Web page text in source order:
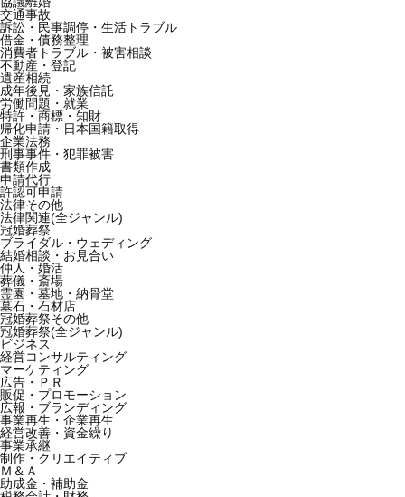
交通事故
訴訟・民事調停・生活トラブル
借金・債務整理
消費者トラブル・被害相談
不動産・登記
遺産相続
成年後見・家族信託
労働問題・就業
特許・商標・知財
帰化申請・日本国籍取得
企業法務
刑事事件・犯罪被害
書類作成
申請代行
許認可申請
法律その他
法律関連(全ジャンル)
冠婚葬祭
ブライダル・ウェディング
結婚相談・お見合い
仲人・婚活
葬儀・斎場
霊園・墓地・納骨堂
墓石・石材店
冠婚葬祭その他
冠婚葬祭(全ジャンル)
ビジネス
経営コンサルティング
マーケティング
広告・ＰＲ
販促・プロモーション
広報・ブランディング
事業再生・企業再生
経営改善・資金繰り
事業承継
制作・クリエイティブ
Ｍ＆Ａ
助成金・補助金